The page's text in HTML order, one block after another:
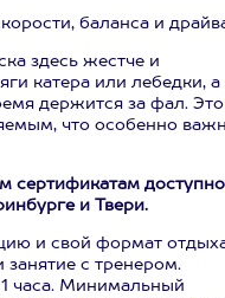
баланса и
здесь жестче и
катера или лебедки, а
держится за фал. Это
что особенно
сертификатам
и Твери.
и свой формат
занятие с тренером.
часа. Минимальный